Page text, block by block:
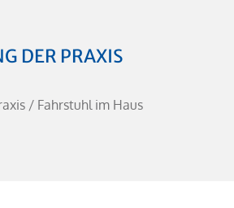
DER PRAXIS
/ Fahrstuhl im Haus